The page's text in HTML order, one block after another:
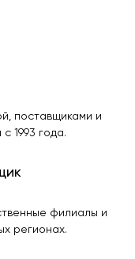
поставщиками и
1993 года.
филиалы и
регионах.